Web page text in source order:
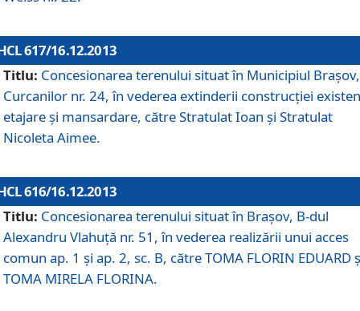
617/16.12.2013
Titlu: Concesionarea terenului situat în Municipiul
Curcanilor nr. 24, în vederea extinderii construcţiei
etajare şi mansardare, către Stratulat Ioan şi Stratulat
Nicoleta Aimee.
616/16.12.2013
Titlu: Concesionarea terenului situat în Braşov, B-dul
Alexandru Vlahuţă nr. 51, în vederea realizării unui acces
comun ap. 1 şi ap. 2, sc. B, către TOMA FLORIN EDUARD
TOMA MIRELA FLORINA.